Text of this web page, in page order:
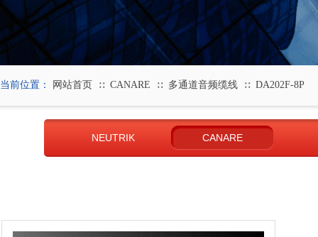
当前位置： 网站首页 ∷ CANARE ∷ 多通道音频缆线 ∷ DA202F-8P
NEUTRIK CANARE